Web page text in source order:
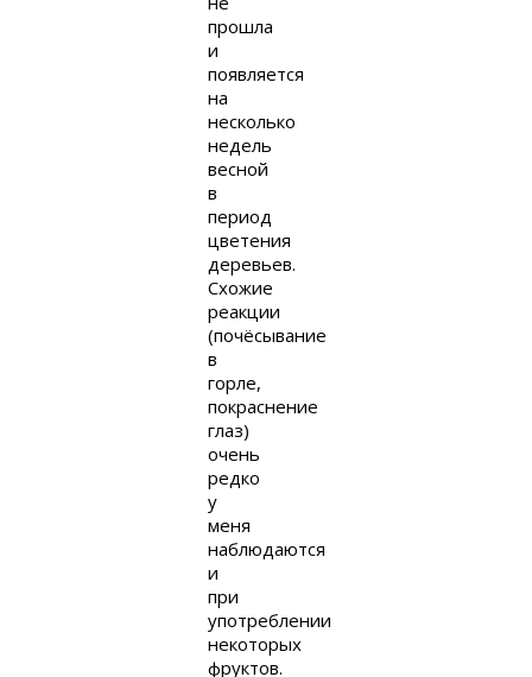
прошла
и
появляется
на
несколько
недель
весной
в
период
цветения
деревьев.
Схожие
реакции
(почёсывание
в
горле,
покраснение
глаз)
очень
редко
у
меня
наблюдаются
и
при
употреблении
некоторых
фруктов.